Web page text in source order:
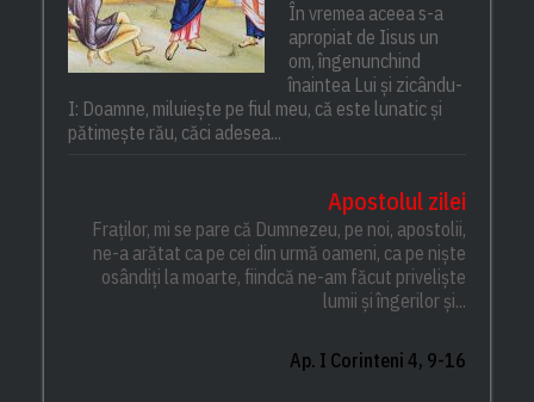
În vremea aceea s-a
apropiat de Iisus un
om, îngenunchind
înaintea Lui și zicându-
I: Doamne, miluiește pe fiul meu, că este lunatic și
pătimește rău, căci adesea...
Apostolul zilei
Fraților, mi se pare că Dumnezeu, pe noi, apostolii,
ne-a arătat ca pe cei din urmă oameni, ca pe niște
osândiți la moarte, fiindcă ne-am făcut priveliște
lumii și îngerilor și...
Ap. I Corinteni 4, 9-16